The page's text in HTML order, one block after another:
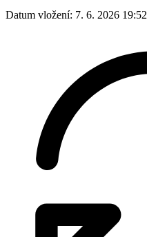
Datum vložení: 7. 6. 2026 19:52